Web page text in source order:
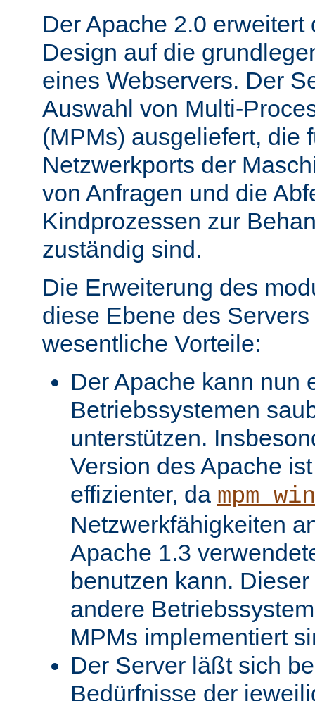
Der Apache 2.0
Design auf die
eines Webservers. Der
Auswahl von Multi-
(MPMs) ausgeliefert, die
Netzwerkports der
von Anfragen und die
Kindprozessen zur
zuständig sind.
Die Erweiterung des
diese Ebene des
wesentliche Vorteile:
Der Apache kann nun
Betriebssystemen
unterstützen.
Version des Apache
effizienter, da
Netzwerkfähigkeiten
Apache 1.3
benutzen kann.
andere
MPMs implementiert
Der Server läßt sich
Bedürfnisse der